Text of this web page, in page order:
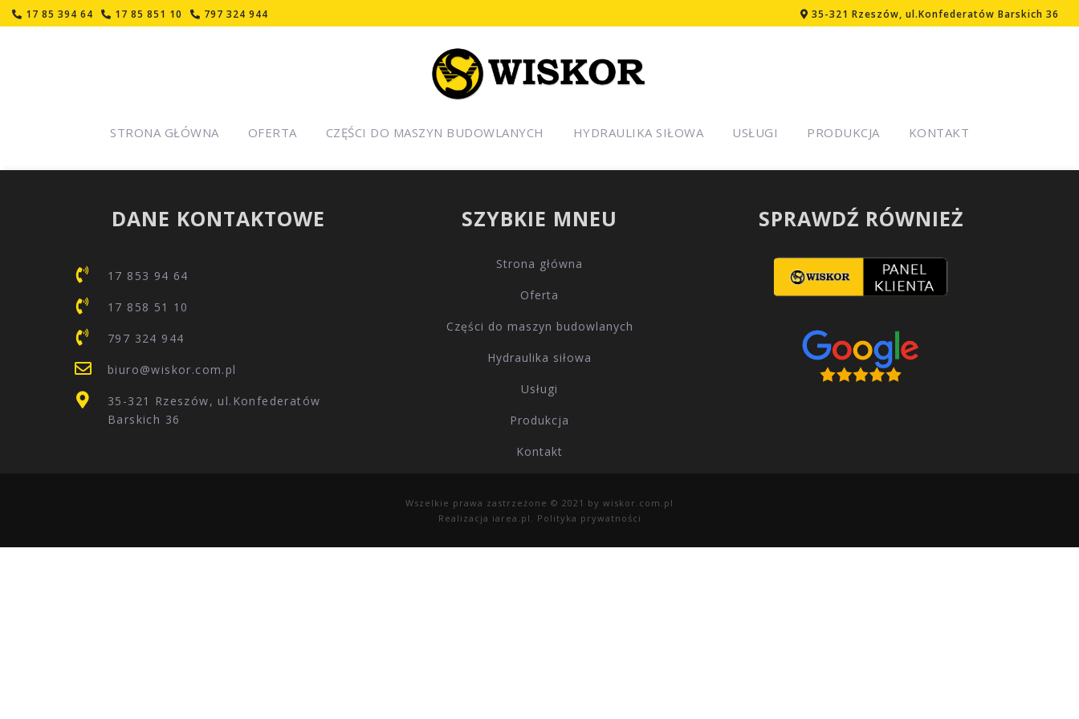
17 85 394 64 17 85 851 10 797 324 944 35-321 Rzeszów, ul.Konfederatów Barskich 36
STRONA GŁÓWNA OFERTA CZĘŚCI DO MASZYN BUDOWLANYCH HYDRAULIKA SIŁOWA USŁUGI PRODUKCJA KONTAKT
DANE KONTAKTOWE
17 853 94 64
17 858 51 10
797 324 944
biuro@wiskor.com.pl
35-321 Rzeszów, ul.Konfederatów
Barskich 36
SZYBKIE MNEU
Strona główna
Oferta
Części do maszyn budowlanych
Hydraulika siłowa
Usługi
Produkcja
Kontakt
SPRAWDŹ RÓWNIEŻ
Wszelkie prawa zastrzeżone © 2021 by wiskor.com.pl
Realizacja iarea.pl . Polityka prywatności